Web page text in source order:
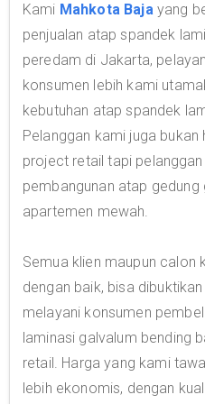
Kami Mahkota Bajayang
penjualan atap spandek
peredam di Jakarta,
konsumen lebih kami
kebutuhan atap spandek
Pelanggan kami juga
project retail tapi
pembangunan atap
apartemen mewah.
Semua klien maupun calon
dengan baik, bisa
melayani konsumen
laminasi galvalum bending
retail. Harga yang kami
lebih ekonomis, dengan